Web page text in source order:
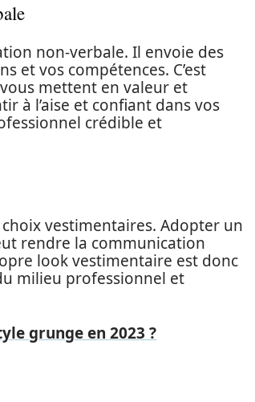
non-verbale. Il envoie des
et vos compétences. C’est
mettent en valeur et
à l’aise et confiant dans vos
crédible et
vestimentaires. Adopter un
rendre la communication
look vestimentaire est donc
milieu professionnel et
grunge en 2023 ?